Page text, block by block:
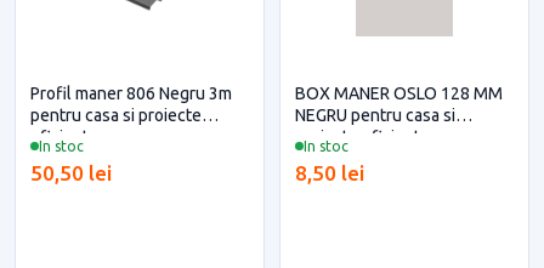
In stoc
Profil maner 806 Negru 3m
pentru casa si proiecte
eficiente
50,50 lei
In stoc
BOX MANER OSLO 128 MM
NEGRU pentru casa si
proiecte eficiente
8,50 lei